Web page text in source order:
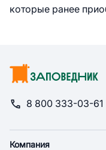
которые ранее
8 800 333-03-61
Компания